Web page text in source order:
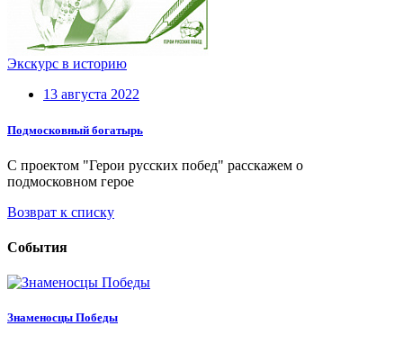
Экскурс в историю
13 августа 2022
Подмосковный богатырь
С проектом "Герои русских побед" расскажем о
подмосковном герое
Возврат к списку
События
Знаменосцы Победы